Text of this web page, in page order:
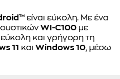
είναι εύκολη. Με ένα
WI-C100 με
εύκολη και γρήγορη τη
11 και Windows 10, μέσω